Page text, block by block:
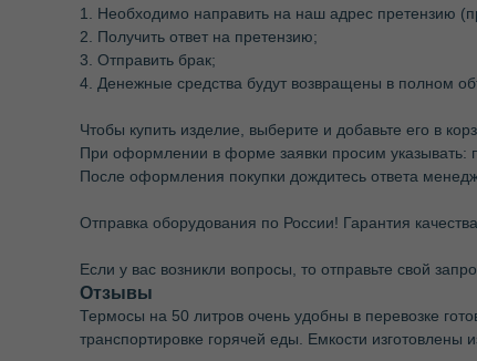
1. Необходимо направить на наш адрес претензию
2. Получить ответ на претензию;
3. Отправить брак;
4. Денежные средства будут возвращены в полном
Чтобы купить изделие, выберите и добавьте его в
При оформлении в форме заявки просим
После оформления покупки дождитесь ответа
Отправка оборудования по России! Гарантия
Если у вас возникли вопросы, то отправьте свой
Отзывы
Термосы на 50 литров очень удобны в перевозке
транспортировке горячей еды. Емкости изготовлены